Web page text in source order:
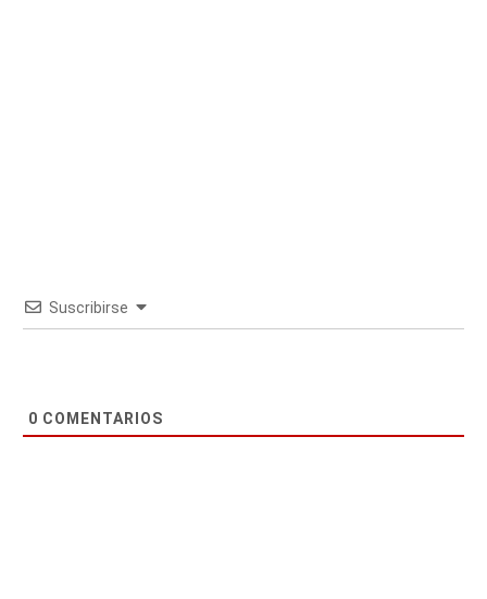
Suscribirse
0 COMENTARIOS